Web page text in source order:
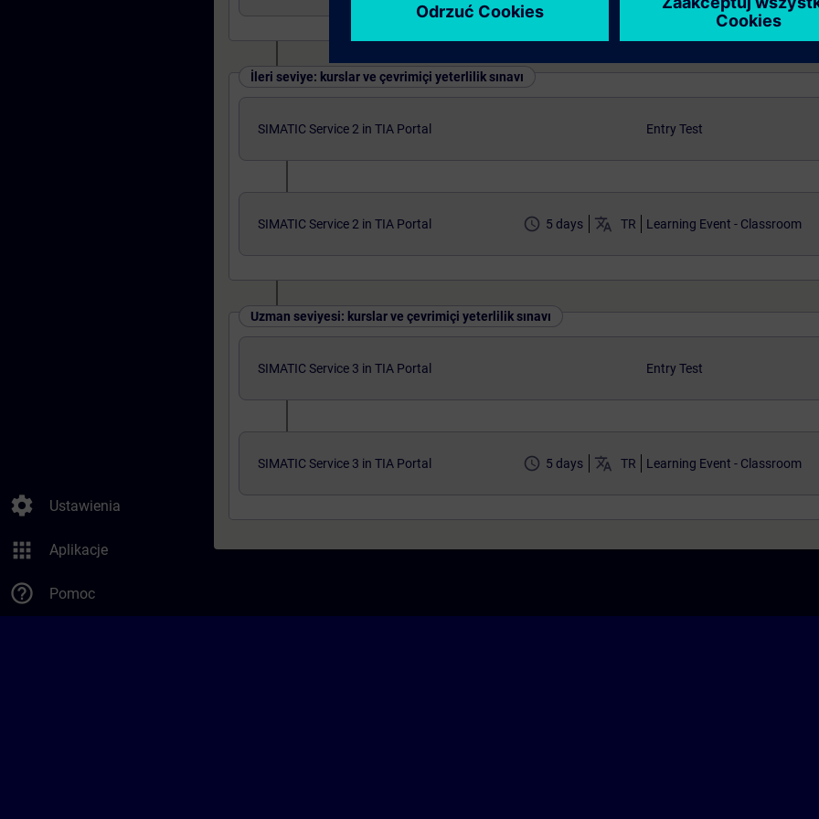
settings Ustawienia
apps Aplikacje
help_outline Pomoc
İleri seviye: kurslar ve çevrimiçi yeterlilik sınavı
SIMATIC Service 2 in TIA Portal Entry Test
SIMATIC Service 2 in TIA Portal access_time 5 days translate TR Learning Event - Classroom
Uzman seviyesi: kurslar ve çevrimiçi yeterlilik sınavı
SIMATIC Service 3 in TIA Portal Entry Test
SIMATIC Service 3 in TIA Portal access_time 5 days translate TR Learning Event - Classroom